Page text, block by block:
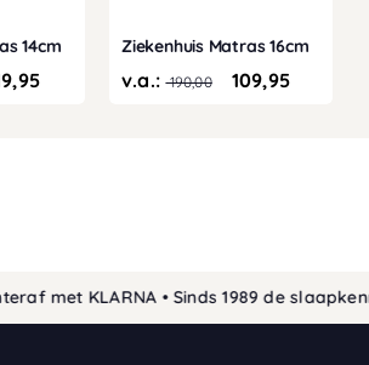
14cm Ziekenhuis Matras 16cm
v.a.:190,00 109,95
KLARNA • Sinds 1989 de